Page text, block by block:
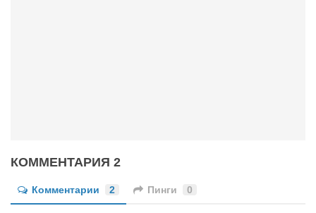
Конкурс «Колибри» 2014
Литературный конкурс «Я люблю Украину»
Конкурс «Колибри — детям!» 2014
КОММЕНТАРИЯ 2
Комментарии 2 Пинги 0